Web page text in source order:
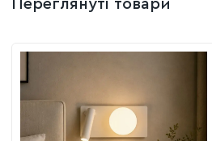
Переглянуті товари